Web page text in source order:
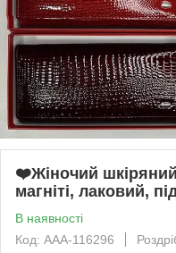
❤️Жіночий
магніті, лаковий,
В наявності
Код: AAA-116296